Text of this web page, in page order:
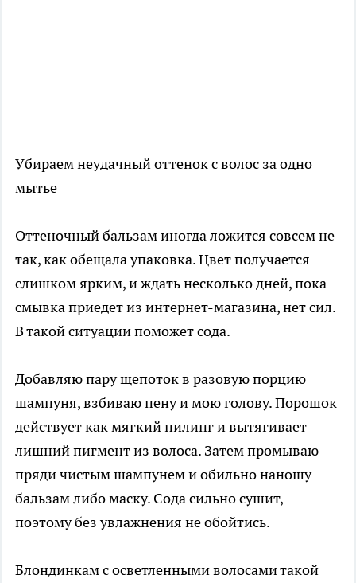
Убираем неудачный оттенок с волос за одно
мытье
Оттеночный бальзам иногда ложится совсем не
так, как обещала упаковка. Цвет получается
слишком ярким, и ждать несколько дней, пока
смывка приедет из интернет-магазина, нет сил.
В такой ситуации поможет сода.
Добавляю пару щепоток в разовую порцию
шампуня, взбиваю пену и мою голову. Порошок
действует как мягкий пилинг и вытягивает
лишний пигмент из волоса. Затем промываю
пряди чистым шампунем и обильно наношу
бальзам либо маску. Сода сильно сушит,
поэтому без увлажнения не обойтись.
Блондинкам с осветленными волосами такой